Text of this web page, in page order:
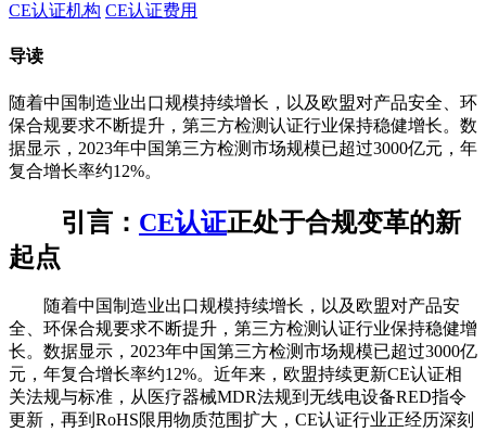
CE认证机构 CE认证费用
导读
随着中国制造业出口规模持续增长，以及欧盟对产品安全、环
保合规要求不断提升，第三方检测认证行业保持稳健增长。数
据显示，2023年中国第三方检测市场规模已超过3000亿元，年
复合增长率约12%。
引言： CE认证正处于合规变革的新
起点
随着中国制造业出口规模持续增长，以及欧盟对产品安
全、环保合规要求不断提升，第三方检测认证行业保持稳健增
长。数据显示，2023年中国第三方检测市场规模已超过3000亿
元，年复合增长率约12%。近年来，欧盟持续更新CE认证相
关法规与标准，从医疗器械MDR法规到无线电设备RED指令
更新，再到RoHS限用物质范围扩大，CE认证行业正经历深刻